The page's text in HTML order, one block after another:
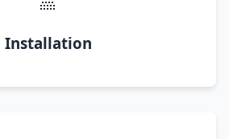
Installation